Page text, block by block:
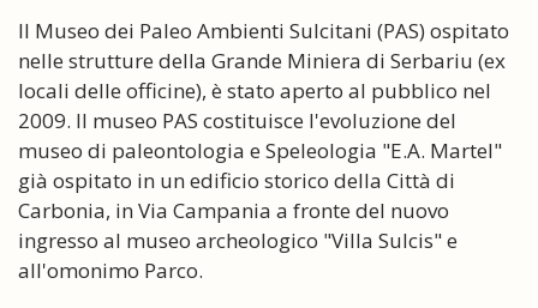
Il Museo dei Paleo Ambienti Sulcitani (PAS) ospitato
nelle strutture della Grande Miniera di Serbariu (ex
locali delle officine), è stato aperto al pubblico nel
2009. Il museo PAS costituisce l'evoluzione del
museo di paleontologia e Speleologia "E.A. Martel"
già ospitato in un edificio storico della Città di
Carbonia, in Via Campania a fronte del nuovo
ingresso al museo archeologico "Villa Sulcis" e
all'omonimo Parco.